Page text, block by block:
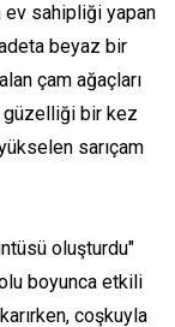
ev sahipliği yapan
beyaz bir
çam ağaçları
güzelliği bir kez
sarıçam
oluşturdu"
boyunca etkili
coşkuyla